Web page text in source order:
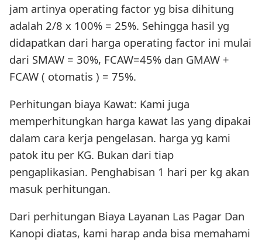
jam artinya operating factor yg bisa dihitung
adalah 2/8 x 100% = 25%. Sehingga hasil yg
didapatkan dari harga operating factor ini mulai
dari SMAW = 30%, FCAW=45% dan GMAW +
FCAW ( otomatis ) = 75%.
Perhitungan biaya Kawat: Kami juga
memperhitungkan harga kawat las yang dipakai
dalam cara kerja pengelasan. harga yg kami
patok itu per KG. Bukan dari tiap
pengaplikasian. Penghabisan 1 hari per kg akan
masuk perhitungan.
Dari perhitungan Biaya Layanan Las Pagar Dan
Kanopi diatas, kami harap anda bisa memahami